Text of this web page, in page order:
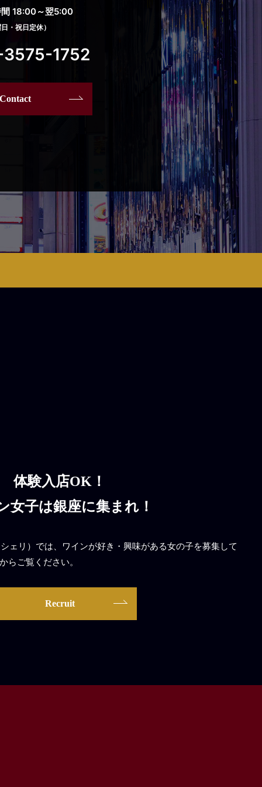
間 18:00～翌5:00
・祝日定休）
1752
Contact
体験入店OK！
女子は銀座に集まれ！
ェリ）では、ワインが好き・興味がある女の子を募集して
らご覧ください。
Recruit